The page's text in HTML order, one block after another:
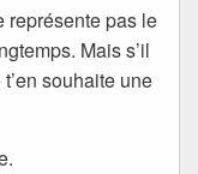
représente pas le
Mais s’il
souhaite une